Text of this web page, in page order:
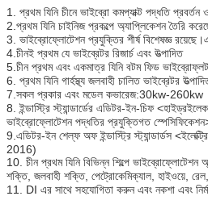
1. প্রথম যিনি চীনে ভাইব্রো কমপ্যাক্ট পদ্ধতি
2.প্রথম যিনি চাইনিজ প্রকল্পে অ্যাপ্লিকেশন তৈরি
3. ভাইব্রোফ্লোটেশন প্রযুক্তির শীর্ষ বিশেষজ্ঞ
4.চীনই প্রথম যে ভাইব্রেটর রিজার্চ এবং উত্পাদিত
5.চীন প্রথম এবং একমাত্র যিনি বটম ফিড ভাইব্রোফ্লট
6. প্রথম যিনি গার্হস্থ্য জলবাহী চালিত ভাইব্রেটর
7.সকল প্রকার এবং মডেল কভারেজ:30kw-260kw
8. ইন্ডাস্ট্রি স্ট্যান্ডার্ডের এডিটর-ইন-চিফ
ভাইব্রোফ্লোটেশন পদ্ধতির প্রযুক্তিগত
9.এডিটর-ইন শেল্ফ অফ ইন্ডাস্ট্রি স্ট্যান্ডার্ডস
2016)
10. চীন প্রথম যিনি বিভিন্ন শিল্পে ভাইব্রোফ্লোটেশন
শক্তি, জলবাহী শক্তি, পেট্রোকেমিক্যাল, হাইওয়ে, রেল,
11. DI এর সাথে সহযোগিতা করুন এবং নকশা এবং